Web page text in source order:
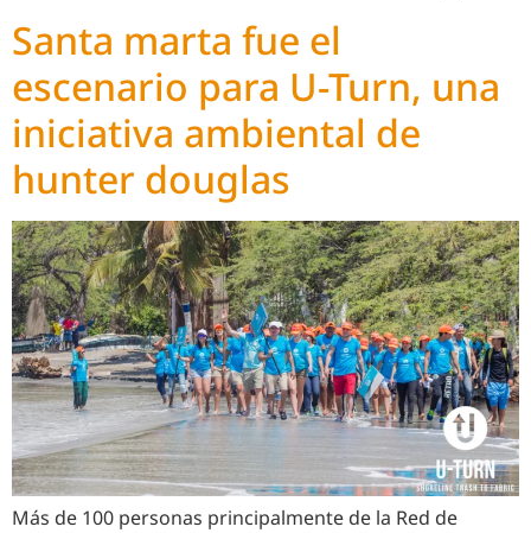
Santa marta fue el
escenario para U-Turn, una
iniciativa ambiental de
hunter douglas
Más de 100 personas principalmente de la Red de